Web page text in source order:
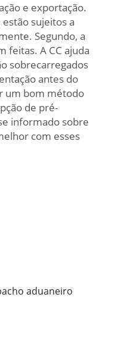
e exportação.
sujeitos a
Segundo, a
feitas. A CC ajuda
sobrecarregados
antes do
um bom método
de pré-
informado sobre
com esses
aduaneiro